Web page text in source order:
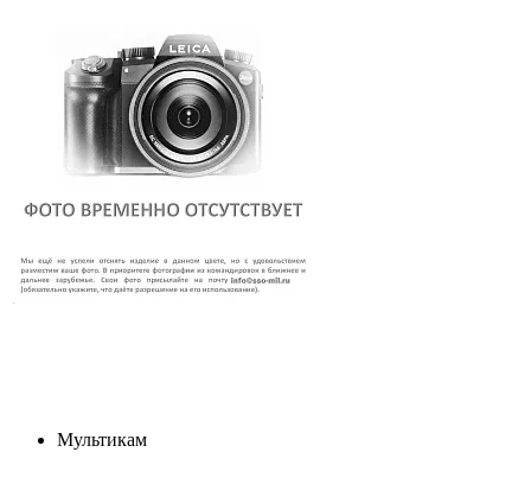
Мультикам